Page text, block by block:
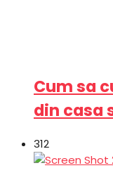
Cum sa
din casa
312